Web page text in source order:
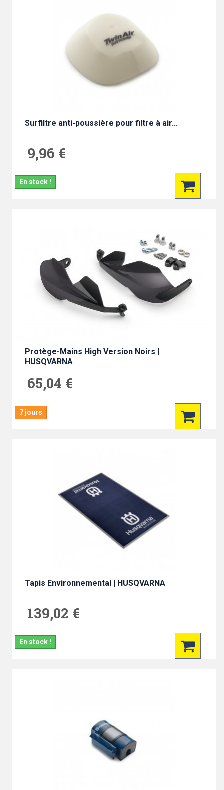
Surfiltre anti-poussière pour filtre à air...
9,96 €
En stock !
Protège-Mains High Version Noirs |
HUSQVARNA
65,04 €
7 jours
Tapis Environnemental | HUSQVARNA
139,02 €
En stock !